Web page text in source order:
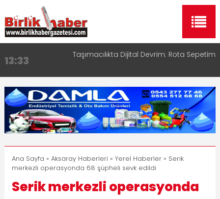
13:33 Taşımacılıkta Dijital Devrim: Rota Sepetim
17:15
Aksaray OSB Bölge Müdürü Makam Koltuğunu
Çocuklara Bıraktı
16:00
Aksaray Esnaf Rehberi ile Google ve Yapay Zeka
Aramalarında Öne Çıkın
8:23 Aksaray Esnaf Rehberi Hizmete Girdi
11:30
Birlikhaber.com Yayın Hayatına Başladı | Hızlı ve
Akıllı Haber Platformu
Ana Sayfa » Aksaray Haberleri » Yerel Haberler» Serik
merkezli operasyonda 68 şüpheli sevk edildi
Serik merkezli operasyonda